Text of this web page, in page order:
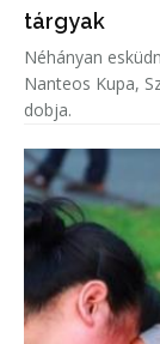
tárgyak
Néhányan
Nanteos Kupa,
dobja.